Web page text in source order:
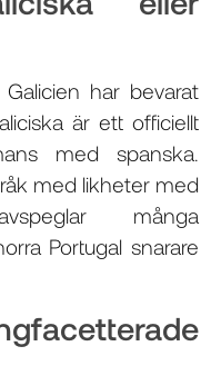
har bevarat
är ett officiellt
med spanska.
med likheter med
många
Portugal snarare